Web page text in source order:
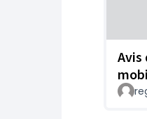
Avis